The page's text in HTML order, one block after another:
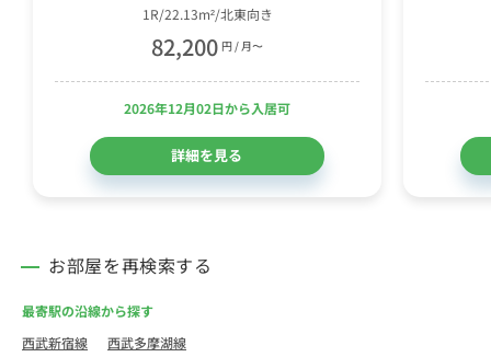
1R/22.13m²/北東向き
82,200 円 / 月〜
2026年12月02日から入居可
詳細を見る
お部屋を再検索する
最寄駅の沿線から探す
西武新宿線
西武多摩湖線